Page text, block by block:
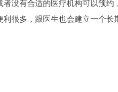
没有合适的医疗机构可以预约
很多，跟医生也会建立一个长